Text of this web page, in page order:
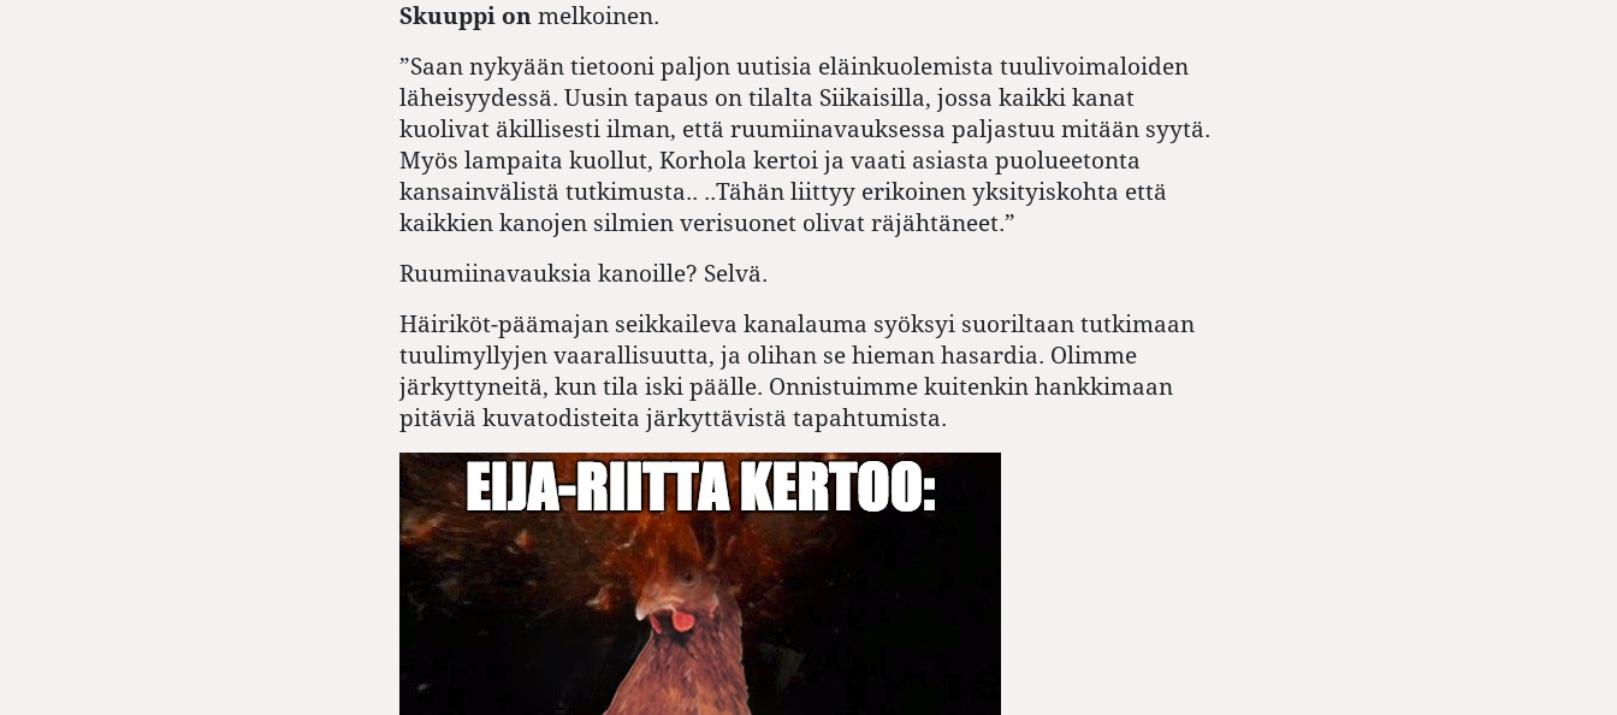
Skuuppi on melkoinen.
”Saan nykyään tietooni paljon uutisia eläinkuolemista tuulivoimaloiden
läheisyydessä. Uusin tapaus on tilalta Siikaisilla, jossa kaikki kanat
kuolivat äkillisesti ilman, että ruumiinavauksessa paljastuu mitään syytä.
Myös lampaita kuollut, Korhola kertoi ja vaati asiasta puolueetonta
kansainvälistä tutkimusta.. ..Tähän liittyy erikoinen yksityiskohta että
kaikkien kanojen silmien verisuonet olivat räjähtäneet.”
Ruumiinavauksia kanoille? Selvä.
Häiriköt-päämajan seikkaileva kanalauma syöksyi suoriltaan tutkimaan
tuulimyllyjen vaarallisuutta, ja olihan se hieman hasardia. Olimme
järkyttyneitä, kun tila iski päälle. Onnistuimme kuitenkin hankkimaan
pitäviä kuvatodisteita järkyttävistä tapahtumista.